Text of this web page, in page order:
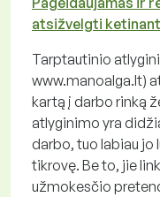
atsižvelgti
Tarptautinio
www.manoalga.lt)
kartą į darbo rinką
atlyginimo yra
darbo, tuo labiau jo
tikrovę. Be to, jie
užmokesčio